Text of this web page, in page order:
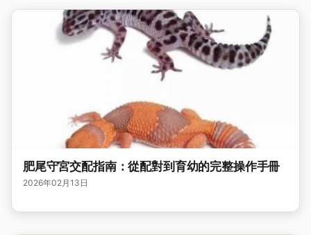
肥尾守宮交配指南：從配對到育幼的完整操作手冊
2026年02月13日